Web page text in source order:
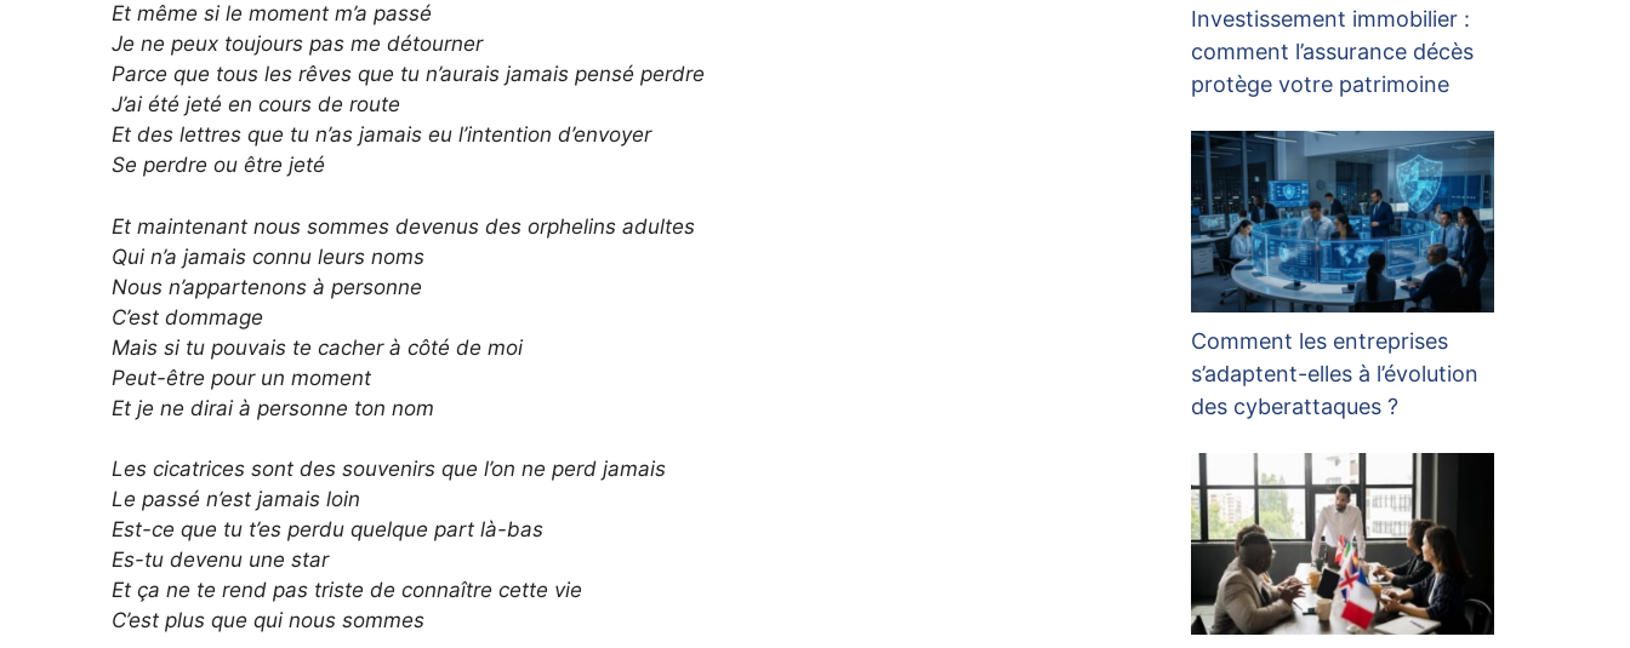
Et même si le moment m’a passé
Je ne peux toujours pas me détourner
Parce que tous les rêves que tu n’aurais jamais pensé perdre
J’ai été jeté en cours de route
Et des lettres que tu n’as jamais eu l’intention d’envoyer
Se perdre ou être jeté
Et maintenant nous sommes devenus des orphelins adultes
Qui n’a jamais connu leurs noms
Nous n’appartenons à personne
C’est dommage
Mais si tu pouvais te cacher à côté de moi
Peut-être pour un moment
Et je ne dirai à personne ton nom
Les cicatrices sont des souvenirs que l’on ne perd jamais
Le passé n’est jamais loin
Est-ce que tu t’es perdu quelque part là-bas
Es-tu devenu une star
Et ça ne te rend pas triste de connaître cette vie
C’est plus que qui nous sommes
Investissement immobilier :
comment l’assurance décès
protège votre patrimoine
Comment les entreprises
s’adaptent-elles à l’évolution
des cyberattaques ?